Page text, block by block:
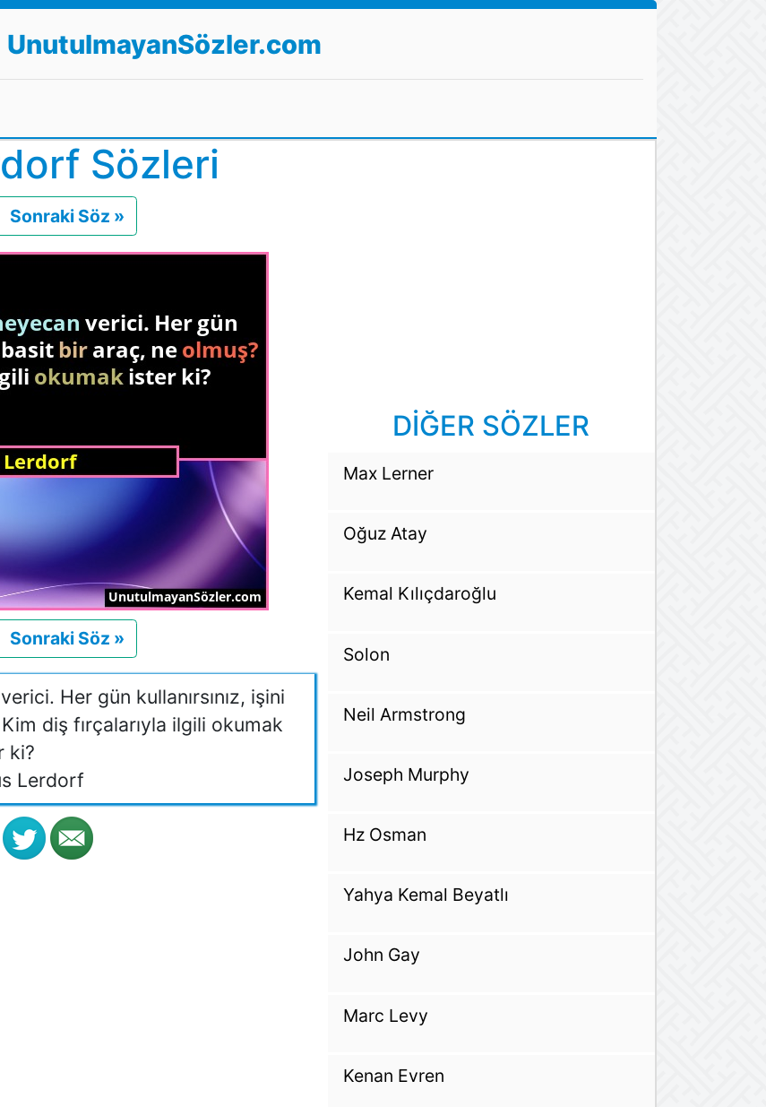
UnutulmayanSözler.com
Sözleri
Sonraki Söz »
Sonraki Söz »
Her gün kullanırsınız, işini
diş fırçalarıyla ilgili okumak
ki?
Lerdorf
DİĞER SÖZLER
Max Lerner
Oğuz Atay
Kemal Kılıçdaroğlu
Solon
Neil Armstrong
Joseph Murphy
Hz Osman
Yahya Kemal Beyatlı
John Gay
Marc Levy
Kenan Evren